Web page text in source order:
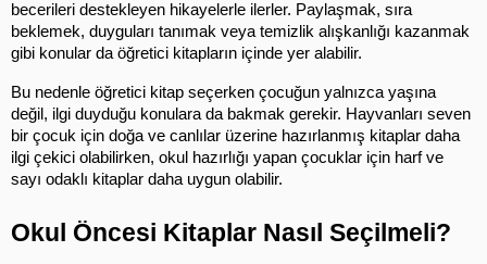
becerileri destekleyen hikayelerle ilerler. Paylaşmak, sıra
beklemek, duyguları tanımak veya temizlik alışkanlığı kazanmak
gibi konular da öğretici kitapların içinde yer alabilir.
Bu nedenle öğretici kitap seçerken çocuğun yalnızca yaşına
değil, ilgi duyduğu konulara da bakmak gerekir. Hayvanları seven
bir çocuk için doğa ve canlılar üzerine hazırlanmış kitaplar daha
ilgi çekici olabilirken, okul hazırlığı yapan çocuklar için harf ve
sayı odaklı kitaplar daha uygun olabilir.
Okul Öncesi Kitaplar Nasıl Seçilmeli?